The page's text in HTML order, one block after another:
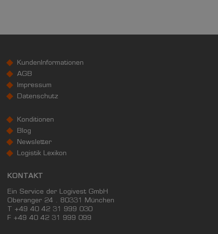
KundenInformationen
AGB
Impressum
Datenschutz
Konditionen
Blog
Newsletter
Logistik Lexikon
KONTAKT
Ein Service der Logivest GmbH
Oberanger 24 . 80331 München
T +49 40 42 31 999 030
F +49 40 42 31 999 099